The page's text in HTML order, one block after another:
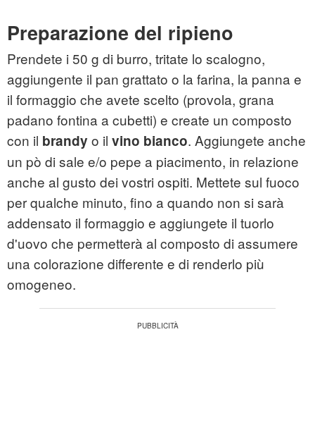
Preparazione del ripieno
Prendete i 50 g di burro, tritate lo scalogno,
aggiungente il pan grattato o la farina, la panna e
il formaggio che avete scelto (provola, grana
padano fontina a cubetti) e create un composto
con il brandy o il vino bianco. Aggiungete anche
un pò di sale e/o pepe a piacimento, in relazione
anche al gusto dei vostri ospiti. Mettete sul fuoco
per qualche minuto, fino a quando non si sarà
addensato il formaggio e aggiungete il tuorlo
d'uovo che permetterà al composto di assumere
una colorazione differente e di renderlo più
omogeneo.